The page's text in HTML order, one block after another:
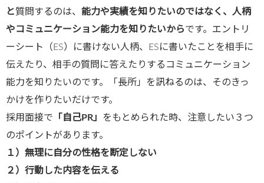
と質問するのは、 能力や実績を知りたいのではなく、人柄
やコミュニケーション能力を知りたいからです。エントリ
ーシート（ES）に書けない人柄、ESに書いたことを相手に
伝えたり、相手の質問に答えたりするコミュニケーション
能力を知りたいのです。「長所」を訊ねるのは、そのきっ
かけを作りたいだけです。
採用面接で 「自己PR 」 をもとめられた時、注意したい３つ
のポイントがあります。
１）無理に自分の性格を断定しない
２）行動した内容を伝える